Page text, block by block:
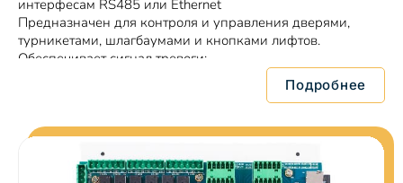
интерфесам RS485 или Ethernet
Предназначен для контроля и управления дверями,
турникетами, шлагбаумами и кнопками лифтов.
Обеспечивает сигнал тревоги;
Питание - DC 12V, 3A / PoE+ (IEEE 802.3at, 25.5Вт).
Подробнее